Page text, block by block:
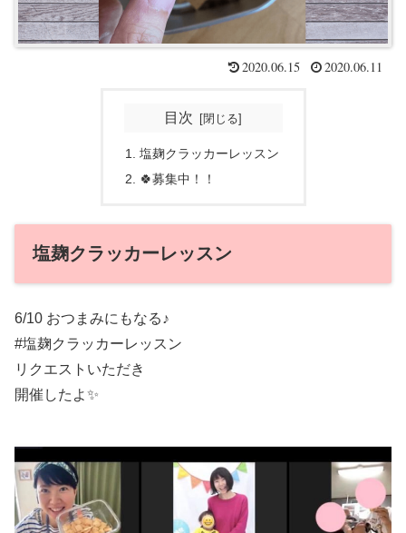
2020.06.15 2020.06.11
目次
塩麹クラッカーレッスン
🍀募集中！！
塩麹クラッカーレッスン
6/10 おつまみにもなる♪
#塩麹クラッカーレッスン
リクエストいただき
開催したよ✨